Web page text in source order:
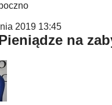
2019 13:45
na